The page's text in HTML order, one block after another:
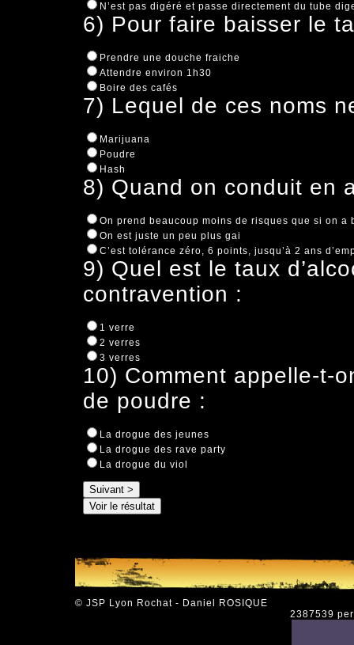
N’est pas digéré et passe directement du tube
6) Pour faire baisser le
Prendre une douche fraiche
Attendre environ 1h30
Boire des cafés
7) Lequel de ces noms
Marijuana
Poudre
Hash
8) Quand on conduit en
On prend beaucoup moins de risques que si on a
On est juste un peu plus gai
C’est tolérance zéro, 6 points, jusqu’à 2 ans
9) Quel est le taux
contravention :
1 verre
2 verres
3 verres
10) Comment appelle-t-
de poudre :
La drogue des jeunes
La drogue des rave party
La drogue du viol
© JSP Lyon Rochat - Daniel ROSIQUE
2387539